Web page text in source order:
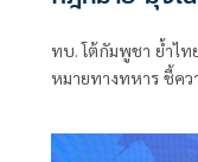
ทบ. โต้กัมพูชา ย้ำไท
หมายทางทหาร ชี้คว